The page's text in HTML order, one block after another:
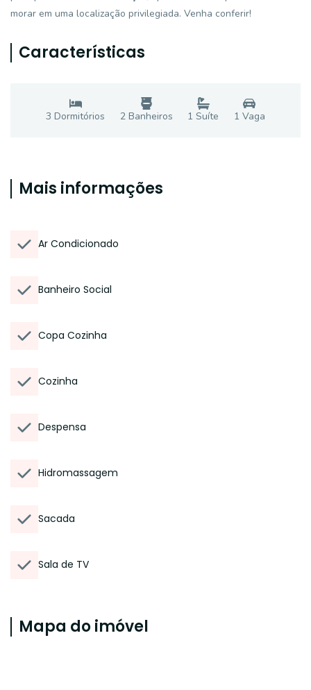
morar em uma localização privilegiada. Venha conferir!
Características
3 Dormitórios 2Banheiros 1 Suíte 1 Vaga
Mais informações
Ar Condicionado
Banheiro Social
Copa Cozinha
Cozinha
Despensa
Hidromassagem
Sacada
Sala de TV
Mapa do imóvel